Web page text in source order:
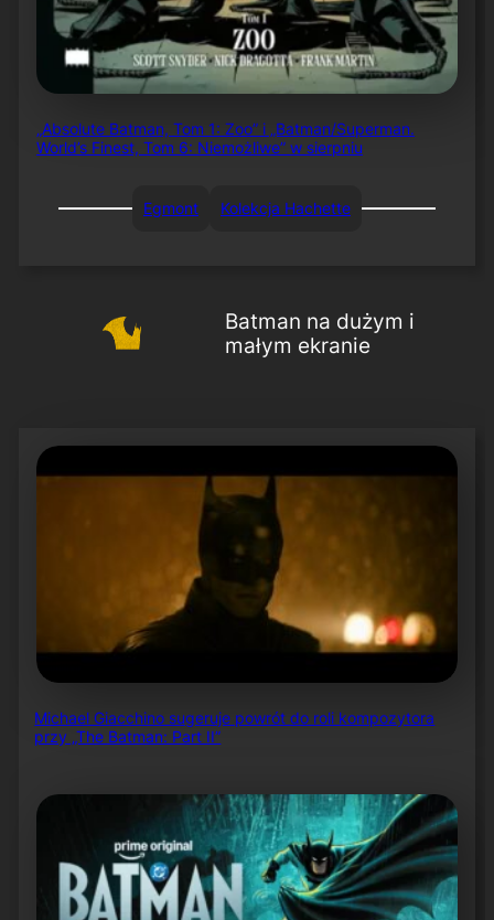
„Absolute Batman, Tom 1: Zoo” i „Batman/Superman.
World’s Finest, Tom 6: Niemożliwe” w sierpniu
Egmont Kolekcja Hachette
Batman na dużym i
małym ekranie
Michael Giacchino sugeruje powrót do roli kompozytora
przy „The Batman: Part II”